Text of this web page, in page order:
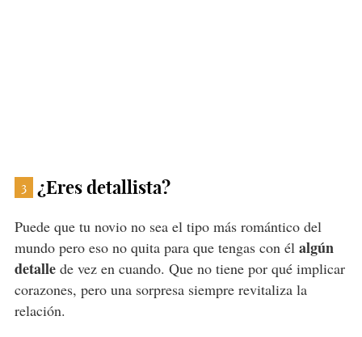
3 ¿Eres detallista?
Puede que tu novio no sea el tipo más romántico del
mundo pero eso no quita para que tengas con él algún
detallede vez en cuando. Que no tiene por qué implicar
corazones, pero una sorpresa siempre revitaliza la
relación.